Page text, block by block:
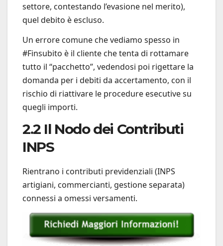
settore, contestando l’evasione nel merito),
quel debito è escluso.
Un errore comune che vediamo spesso in
#Finsubito è il cliente che tenta di rottamare
tutto il “pacchetto”, vedendosi poi rigettare la
domanda per i debiti da accertamento, con il
rischio di riattivare le procedure esecutive su
quegli importi.
2.2 Il Nodo dei Contributi
INPS
Rientrano i contributi previdenziali (INPS
artigiani, commercianti, gestione separata)
connessi a omessi versamenti.